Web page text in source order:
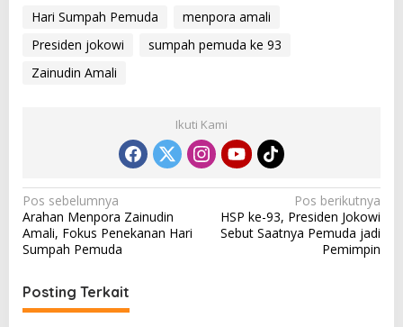
2
0
2
Hari Sumpah Pemuda
menpora amali
Presiden jokowi
sumpah pemuda ke 93
Zainudin Amali
Ikuti Kami
N
a
v
i
g
Pos sebelumnya
Arahan Menpora Zainudin
Amali, Fokus Penekanan Hari
Sumpah Pemuda
Pos berikutnya
HSP ke-93, Presiden Jokowi
Sebut Saatnya Pemuda jadi
Pemimpin
Posting Terkait